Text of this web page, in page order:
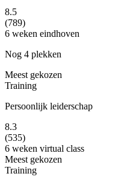
8.5
(789)
6 weken eindhoven
Nog 4 plekken
Meest gekozen
Training
Persoonlijk leiderschap
8.3
(535)
6 weken virtual class
Meest gekozen
Training